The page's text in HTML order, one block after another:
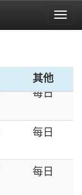
其他
每日
每日
每日